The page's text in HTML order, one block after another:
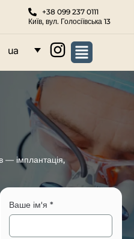
+38 099 237 0111
Київ, вул. Голосіївська 13
ua
— імплантація,
Ваше ім'я *